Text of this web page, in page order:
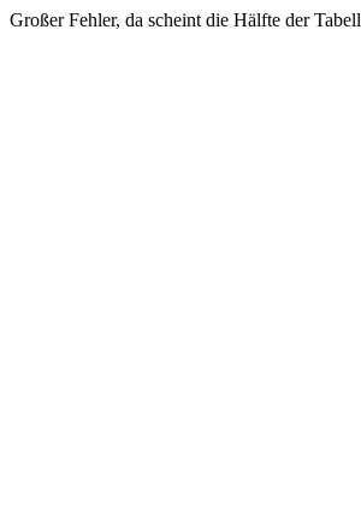
Großer Fehler, da scheint die Hälfte der